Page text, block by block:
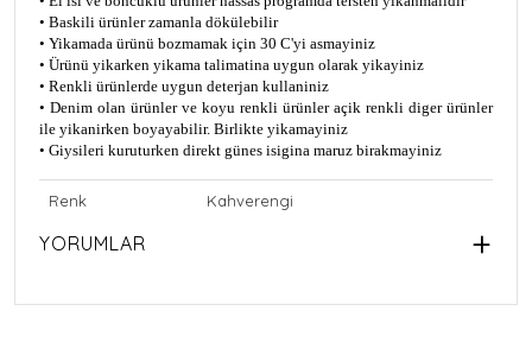
• Baskili ürünler zamanla dökülebilir
• Yikamada ürünü bozmamak için 30 C'yi asmayiniz
• Ürünü yikarken yikama talimatina uygun olarak yikayiniz
• Renkli ürünlerde uygun deterjan kullaniniz
• Denim olan ürünler ve koyu renkli ürünler açik renkli diger ürünler
ile yikanirken boyayabilir. Birlikte yikamayiniz
• Giysileri kuruturken direkt günes isigina maruz birakmayiniz
Renk Kahverengi
YORUMLAR